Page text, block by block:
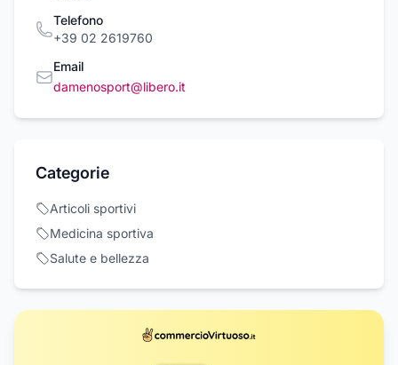
Telefono
+39 02 2619760
Email
damenosport@libero.it
Categorie
Articoli sportivi
Medicina sportiva
Salute e bellezza